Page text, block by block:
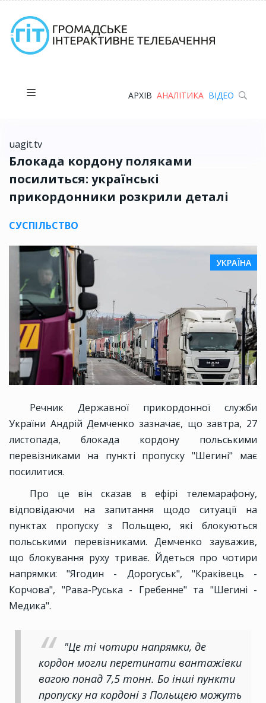
АРХІВ АНАЛІТИКА ВІДЕО
uagit.tv
Блокада кордону поляками
посилиться: українські
прикордонники розкрили деталі
СУСПІЛЬСТВО
УКРАЇНА
Речник Державної прикордонної служби
України Андрій Демченко зазначає, що завтра, 27
листопада, блокада кордону польськими
перевізниками на пункті пропуску "Шегині" має
посилитися.
Про це він сказав в ефірі телемарафону,
відповідаючи на запитання щодо ситуації на
пунктах пропуску з Польщею, які блокуються
польськими перевізниками. Демченко зауважив,
що блокування руху триває. Йдеться про чотири
напрямки: "Ягодин - Дорогуськ", "Краківець -
Корчова", "Рава-Руська - Гребенне" та "Шегині -
Медика".
"Це ті чотири напрямки, де
кордон могли перетинати вантажівки
вагою понад 7,5 тонн. Бо інші пункти
пропуску на кордоні з Польщею можуть